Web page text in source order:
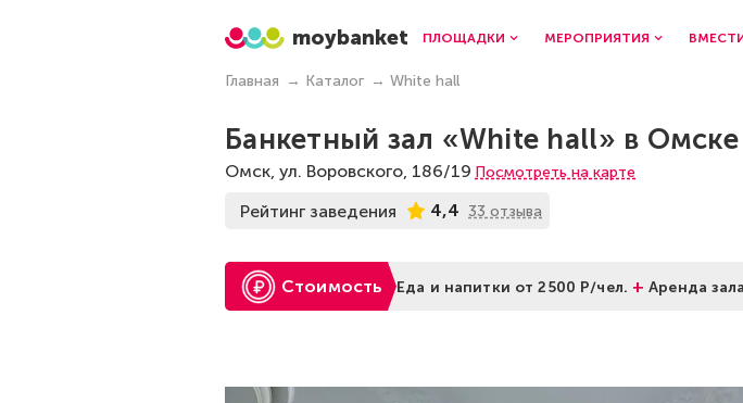
moybanket ПЛОЩАДКИ МЕРОПРИЯТИЯ
Главная Каталог White hall
Банкетный зал «White hall» в Омске
Омск, ул. Воровского, 186/19 Посмотреть на карте
Рейтинг заведения 4,4 33 отзыва
Стоимость Еда и напитки от 2500 Р/чел. + Аренда